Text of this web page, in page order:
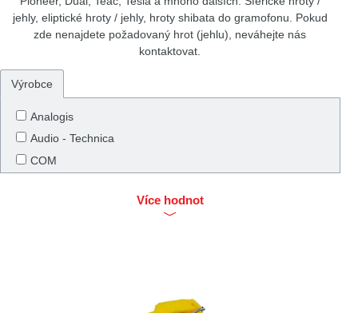
jehly, eliptické hroty / jehly, hroty shibata do gramofonu. Pokud
zde nenajdete požadovaný hrot (jehlu), neváhejte nás
kontaktovat.
Výrobce
Analogis
Audio - Technica
COM
Více hodnot